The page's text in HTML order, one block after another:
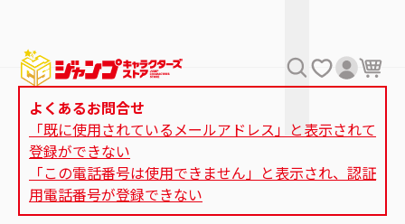
よくあるお問合せ
「既に使用されているメールアドレス」と表示されて
登録ができない
「この電話番号は使用できません」と表示され、認証
用電話番号が登録できない